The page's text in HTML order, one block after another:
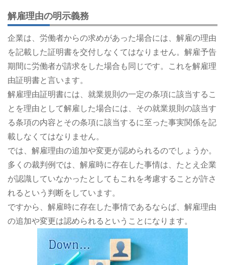
解雇理由の明示義務
企業は、労働者からの求めがあった場合には、解雇の理由
を記載した証明書を交付しなくてはなりません。解雇予告
期間に労働者が請求をした場合も同じです。これを解雇理
由証明書と言います。
解雇理由証明書には、就業規則の一定の条項に該当するこ
とを理由として解雇した場合には、その就業規則の該当す
る条項の内容とその条項に該当するに至った事実関係を記
載しなくてはなりません。
では、解雇理由の追加や変更が認められるのでしょうか。
多くの裁判例では、解雇時に存在した事情は、たとえ企業
が認識していなかったとしてもこれを考慮することが許さ
れるという判断をしています。
ですから、解雇時に存在した事情であるならば、解雇理由
の追加や変更は認められるということになります。